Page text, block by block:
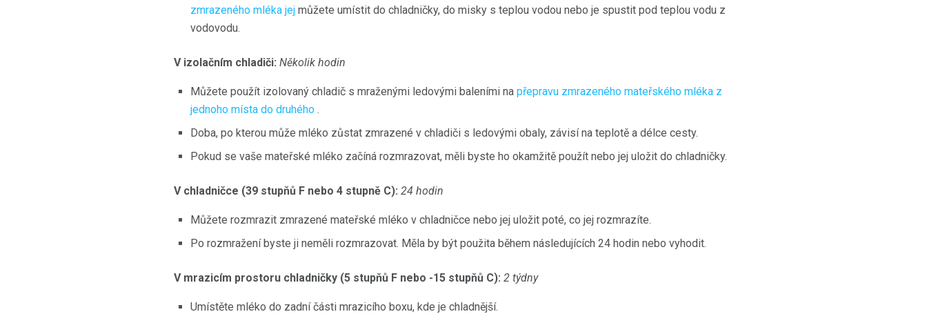
zmrazeného mléka jej můžete umístit do chladničky, do misky s teplou vodou nebo je spustit pod teplou vodu z
vodovodu.
V izolačním chladiči: Několik hodin
Můžete použít izolovaný chladič s mraženými ledovými baleními na přepravu zmrazeného mateřského mléka z
jednoho místa do druhého .
Doba, po kterou může mléko zůstat zmrazené v chladiči s ledovými obaly, závisí na teplotě a délce cesty.
Pokud se vaše mateřské mléko začíná rozmrazovat, měli byste ho okamžitě použít nebo jej uložit do chladničky.
V chladničce (39 stupňů F nebo 4 stupně C): 24 hodin
Můžete rozmrazit zmrazené mateřské mléko v chladničce nebo jej uložit poté, co jej rozmrazíte.
Po rozmražení byste ji neměli rozmrazovat. Měla by být použita během následujících 24 hodin nebo vyhodit.
V mrazicím prostoru chladničky (5 stupňů F nebo -15 stupňů C): 2 týdny
Umístěte mléko do zadní části mrazicího boxu, kde je chladnější.